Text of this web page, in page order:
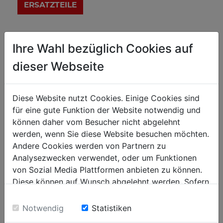
Technische Details
Tischgröße in mm
Tischhöhe in mm 778 / 825 /878 / 927
Aufstellmaß in mm 780 x 540 x 927
Nutzlast in kg
Nettogewicht in kg
Ihre Wahl bezüglich Cookies auf
dieser Webseite
Diese Website nutzt Cookies. Einige Cookies sind
für eine gute Funktion der Website notwendig und
können daher vom Besucher nicht abgelehnt
werden, wenn Sie diese Website besuchen möchten.
Andere Cookies werden von Partnern zu
Analysezwecken verwendet, oder um Funktionen
von Sozial Media Plattformen anbieten zu können.
Diese können auf Wunsch abgelehnt werden. Sofern
Einwilligung zu unseren Cookies.
Notwendig Statistiken